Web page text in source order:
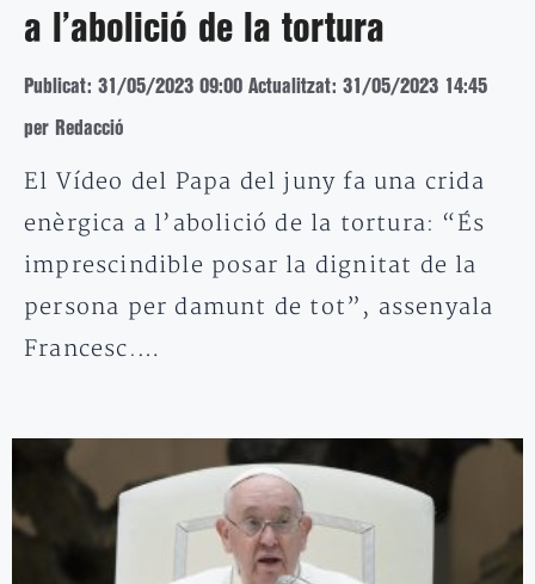
a l’abolició de la tortura
Publicat: 31/05/2023 09:00 Actualitzat: 31/05/2023 14:45
per Redacció
El Vídeo del Papa del juny fa una crida
enèrgica a l’abolició de la tortura: “És
imprescindible posar la dignitat de la
persona per damunt de tot”, assenyala
Francesc.…